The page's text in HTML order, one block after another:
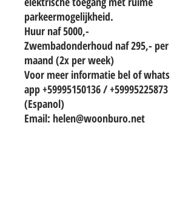
parkeermogelijkheid.
Huur naf 5000,-
Zwembadonderhoud naf 295,- per
maand (2x per week)
Voor meer informatie bel of whats
app +59995150136 / +59995225873
(Espanol)
Email: helen@woonburo.net